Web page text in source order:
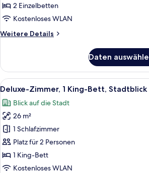
anzeigen
2 Einzelbetten
Kostenloses WLAN
Weitere Details
Weitere
Zimmer,
2 Einzelbetten
Daten
Alle
Fotos
für
Deluxe-
Zimmer,
1 King-
Bett,
Stadtblick
Ein
11
Deluxe-Zimmer, 1 King-Bett, Stadtblick
Blick auf die Stadt
26 m²
1 Schlafzimmer
Platz für 2 Personen
1 King-Bett
Kostenloses WLAN